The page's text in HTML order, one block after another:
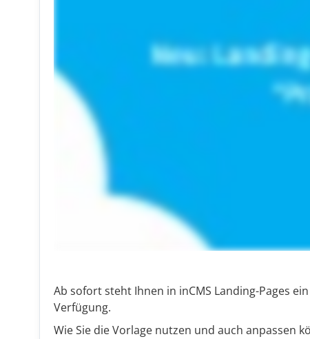
Ab sofort steht Ihnen in inCMS Landing-Pages
Verfügung.
Wie Sie dieVorlage nutzen und auch anpassen